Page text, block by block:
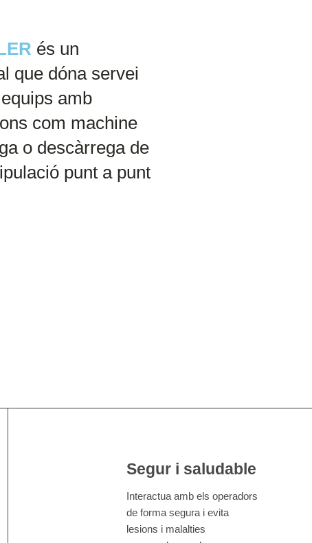
és un
que dóna servei
amb
com machine
o descàrrega de
punt a punt
Segur i saludable
Interactua amb els operadors
de forma segura i evita
lesions i malalties